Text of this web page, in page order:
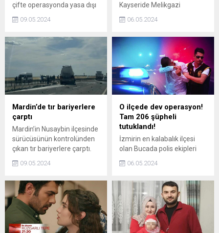
çifte operasyonda yasa dışı
yakalandı. Operasyonda 10
namlu, 22 kabza, 8 sürgü ve
6 adette tetik tertibatı ele
09.05.2024
Kayseride Melikgazi
Uzay ve Teknoloji Festivali
takımlara 2,5 milyon liralık
malzeme desteğinde
bulunulacak.
06.05.2024
Mardin’de tır bariyerlere
çarptı
Mardin’in Nusaybin ilçesinde
sürücüsünün kontrolünden
çıkan tır bariyerlere çarptı.
09.05.2024
O ilçede dev operasyon!
Tam 206 şüpheli
tutuklandı!
İzmirin en kalabalık ilçesi
olan Bucada polis ekipleri
huzur uygulamalarında, 400
çeşitli suçlardan adliyeye
sevk edilen 206 şüpheli
tutuklandı.
06.05.2024